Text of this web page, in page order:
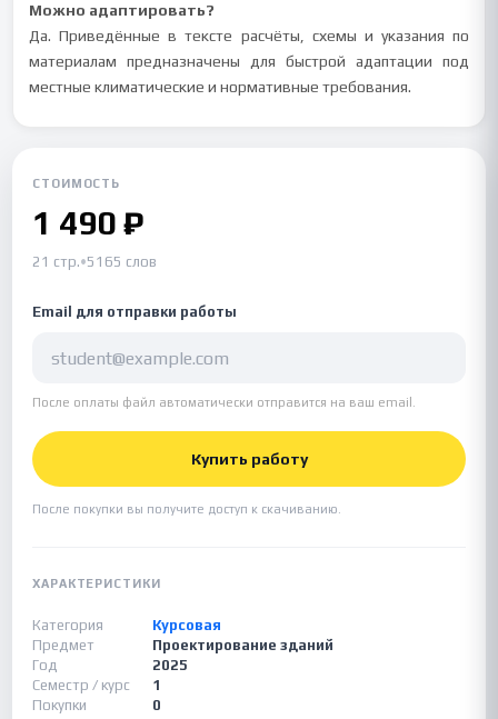
Можно адаптировать?
Да. Приведённые в тексте расчёты, схемы и указания по
материалам предназначены для быстрой адаптации под
местные климатические и нормативные требования.
СТОИМОСТЬ
1 490 ₽
21 стр.•5165 слов
Email для отправки работы
После оплаты файл автоматически отправится на ваш email.
Купить работу
После покупки вы получите доступ к скачиванию.
ХАРАКТЕРИСТИКИ
Категория
Курсовая
Предмет
Проектирование зданий
Год
2025
Семестр / курс
1
Покупки
0